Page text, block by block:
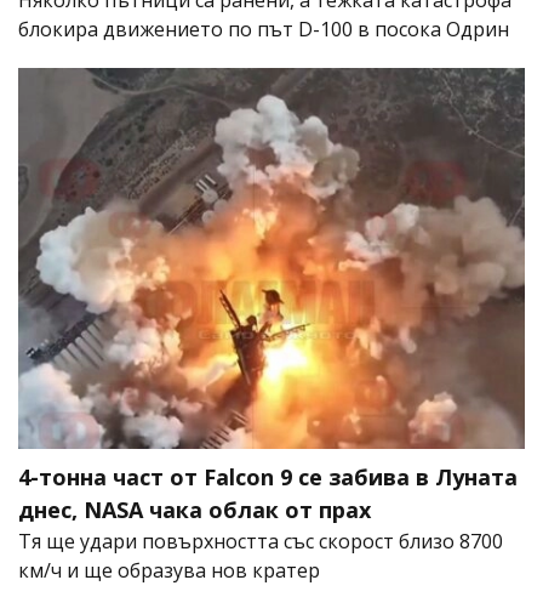
блокира движението по път D-100 в посока Одрин
4-тонна част от Falcon 9 се забива в Луната
днес, NASA чака облак от прах
Тя ще удари повърхността със скорост близо 8700
км/ч и ще образува нов кратер